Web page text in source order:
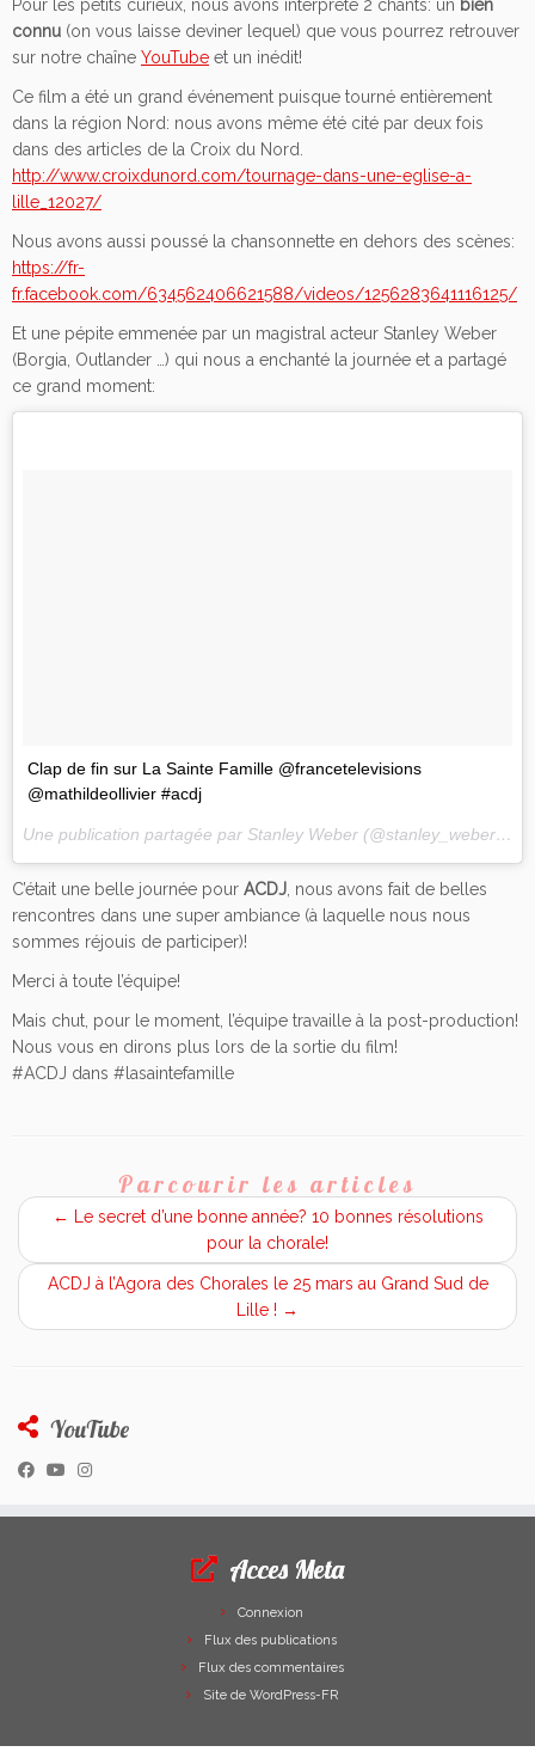
Pour les petits curieux, nous avons interprété 2 chants: un bien
connu (on vous laisse deviner lequel) que vous pourrez retrouver
sur notre chaîne YouTube et un inédit!
Ce film a été un grand événement puisque tourné entièrement
dans la région Nord: nous avons même été cité par deux fois
dans des articles de la Croix du Nord.
http://www.croixdunord.com/tournage-dans-une-eglise-a-
lille_12027/
Nous avons aussi poussé la chansonnette en dehors des scènes:
https://fr-
fr.facebook.com/634562406621588/videos/1256283641116125/
Et une pépite emmenée par un magistral acteur Stanley Weber
(Borgia, Outlander …) qui nous a enchanté la journée et a partagé
ce grand moment:
Clap de fin sur La Sainte Famille @francetelevisions
@mathildeollivier #acdj
Une publication partagée par Stanley Weber (@stanley_weber) le
C’était une belle journée pour ACDJ , nous avons fait de belles
rencontres dans une super ambiance (à laquelle nous nous
sommes réjouis de participer)!
Merci à toute l’équipe!
Mais chut, pour le moment, l’équipe travaille à la post-production!
Nous vous en dirons plus lors de la sortie du film!
#ACDJ dans #lasaintefamille
Parcourir les articles
← Le secret d’une bonne année? 10 bonnes résolutions
pour la chorale!
ACDJ à l’Agora des Chorales le 25 mars au Grand Sud de
Lille ! →
YouTube
Acces Meta
Connexion
Flux des publications
Flux des commentaires
Site de WordPress-FR